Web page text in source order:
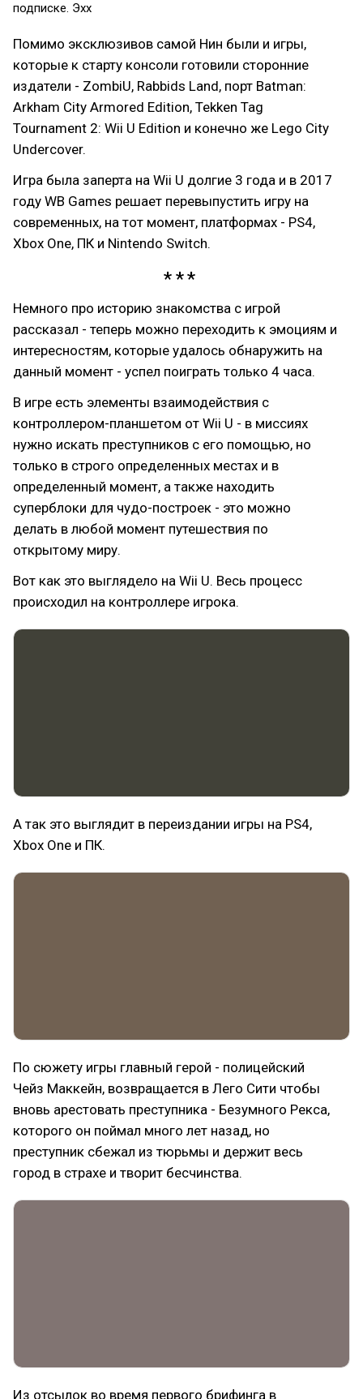
подписке. Эхх
Помимо эксклюзивов самой Нин были и игры,
которые к старту консоли готовили сторонние
издатели - ZombiU, Rabbids Land, порт Batman:
Arkham City Armored Edition, Tekken Tag
Tournament 2: Wii U Edition и конечно же Lego City
Undercover.
Игра была заперта на Wii U долгие 3 года и в 2017
году WB Games решает перевыпустить игру на
современных, на тот момент, платформах - PS4,
Xbox One, ПК и Nintendo Switch.
Немного про историю знакомства с игрой
рассказал - теперь можно переходить к эмоциям и
интересностям, которые удалось обнаружить на
данный момент - успел поиграть только 4 часа.
В игре есть элементы взаимодействия с
контроллером-планшетом от Wii U - в миссиях
нужно искать преступников с его помощью, но
только в строго определенных местах и в
определенный момент, а также находить
суперблоки для чудо-построек - это можно
делать в любой момент путешествия по
открытому миру.
Вот как это выглядело на Wii U. Весь процесс
происходил на контроллере игрока.
А так это выглядит в переиздании игры на PS4,
Xbox One и ПК.
По сюжету игры главный герой - полицейский
Чейз Маккейн, возвращается в Лего Сити чтобы
вновь арестовать преступника - Безумного Рекса,
которого он поймал много лет назад, но
преступник сбежал из тюрьмы и держит весь
город в страхе и творит бесчинства.
Из отсылок во время первого брифинга в